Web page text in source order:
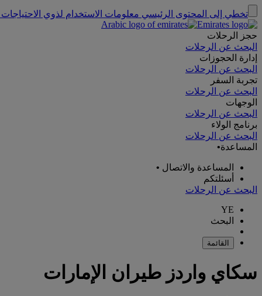
تخطي إلى المحتوى الرئيسي معلومات الاستخدام لذوي
حجز الرحلات
البحث عن الرحلات
إدارة الحجوزات
البحث عن الرحلات
تجربة السفر
البحث عن الرحلات
الوجهات
البحث عن الرحلات
برنامج الولاء
البحث عن الرحلات
المساعدة•
المساعدة والاتصال •
أسئلتكم
البحث عن الرحلات
YE
البحث
القائمة
سكاي واردز طيران الإمارات